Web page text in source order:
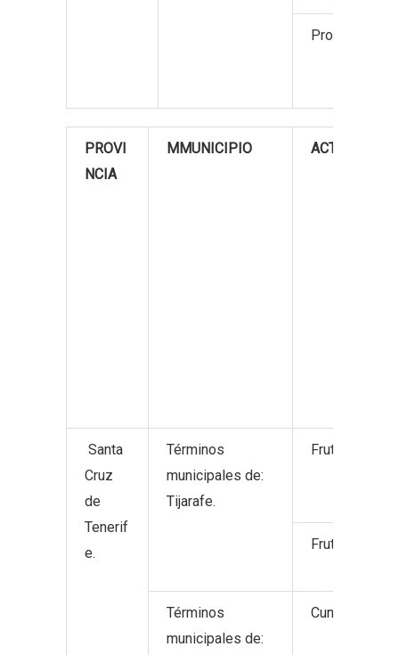
Productos
PROVI
NCIA
MMUNICIPIO ACTIVIDADES
Santa
Cruz
de
Tenerif
e.
Términos
municipales de:
Tijarafe.
Frutos no
Frutos
Términos
municipales de:
Cunicultura.